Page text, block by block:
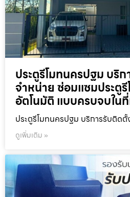
ประตูรีโมทนครปฐม บริ
จำหน่าย ซ่อมแซมประตูรี
อัตโนมัติ แบบครบจบใน
ประตูรีโมทนครปฐม บริการรับติดตั้
ดูเพิ่มเติม »